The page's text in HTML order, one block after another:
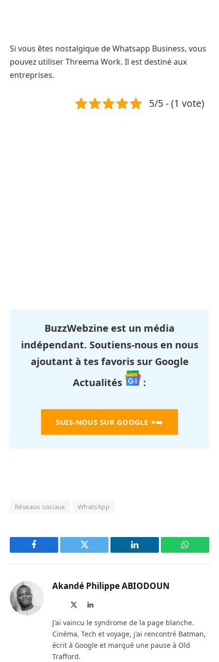
Si vous êtes nostalgique de Whatsapp Business, vous
pouvez utiliser Threema Work. Il est destiné aux
entreprises.
5/5 - (1 vote)
BuzzWebzine est un média
indépendant. Soutiens-nous en nous
ajoutant à tes favoris sur Google
Actualités
:
SUIS-NOUS SUR GOOGLE ⭐➡️
Réseaux sociaux WhatsApp
Facebook Twitter LinkedIn
Akandé Philippe ABIODOUN
LinkedIn
J'ai vaincu le syndrome de la page blanche.
Cinéma, Tech et voyage, j'ai rencontré Batman,
écrit à Google et marqué une pause à Old
Trafford.